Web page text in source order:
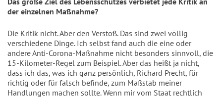
der einzelnen Maßnahme?
Die Kritik nicht. Aber den Verstoß. Das sind zwei völlig
verschiedene Dinge. Ich selbst fand auch die eine oder
andere Anti-Corona-Maßnahme nicht besonders sinnvoll, die
15-Kilometer-Regel zum Beispiel. Aber das heißt ja nicht,
dass ich das, was ich ganz persönlich, Richard Precht, für
richtig oder für falsch befinde, zum Maßstab meiner
Handlungen machen sollte. Wenn mir vom Staat rechtlich